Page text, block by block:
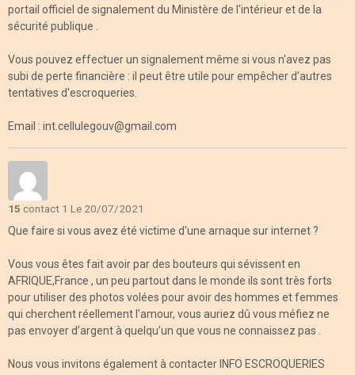
portail officiel de signalement du Ministère de l'intérieur et de la
sécurité publique .
Vous pouvez effectuer un signalement même si vous n'avez pas
subi de perte financière : il peut être utile pour empêcher d’autres
tentatives d'escroqueries.
Email : int.cellulegouv@gmail.com
15 contact 1 Le 20/07/2021
Que faire si vous avez été victime d'une arnaque sur internet ?
Vous vous êtes fait avoir par des bouteurs qui sévissent en
AFRIQUE,France , un peu partout dans le monde ils sont très forts
pour utiliser des photos volées pour avoir des hommes et femmes
qui cherchent réellement l’amour, vous auriez dû vous méfiez ne
pas envoyer d’argent à quelqu’un que vous ne connaissez pas .
Nous vous invitons également à contacter INFO ESCROQUERIES